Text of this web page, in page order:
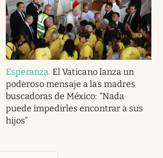
Esperanza. El Vaticano lanza un
poderoso mensaje a las madres
buscadoras de México: “Nada
puede impedirles encontrar a sus
hijos”